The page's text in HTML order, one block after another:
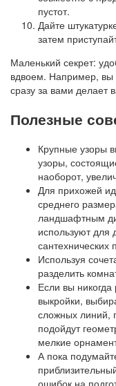
пустот.
Дайте
затем
Маленький секрет:
вдвоем. Например, вы
сразу за вами делает
Полезные
Крупные узоры
узоры,
наоборот,
Для прихожей
среднего
ландшафтным
используют для
сантехнических
Используя
разделить
Если вы
выкройки,
сложных линий,
подойдут
мелкие
А пока
ошибок на